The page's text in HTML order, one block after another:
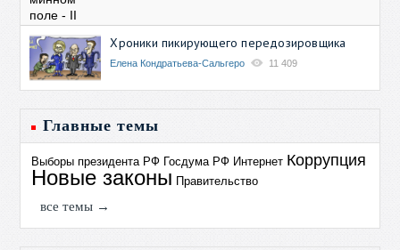
Хроники пикирующего передозировщика
Елена Кондратьева-Сальгеро 11 409
Главные темы
Выборы президента РФ Госдума РФ Интернет Коррупция
Новые законы Правительство
все темы →